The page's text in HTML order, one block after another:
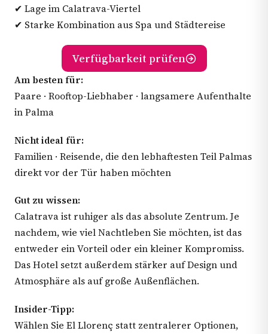
✔ Lage im Calatrava-Viertel
✔ Starke Kombination aus Spa und Städtereise
Verfügbarkeit prüfen
Am besten für:
Paare · Rooftop-Liebhaber · langsamere Aufenthalte
in Palma
Nicht ideal für:
Familien · Reisende, die den lebhaftesten Teil Palmas
direkt vor der Tür haben möchten
Gut zu wissen:
Calatrava ist ruhiger als das absolute Zentrum. Je
nachdem, wie viel Nachtleben Sie möchten, ist das
entweder ein Vorteil oder ein kleiner Kompromiss.
Das Hotel setzt außerdem stärker auf Design und
Atmosphäre als auf große Außenflächen.
Insider-Tipp:
Wählen Sie El Llorenç statt zentralerer Optionen,